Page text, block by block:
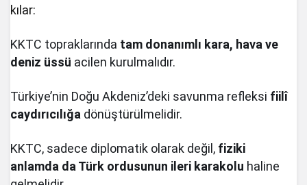
kılar:
KKTC topraklarında tam donanımlı kara, hava ve
deniz üssü acilen kurulmalıdır.
Türkiye’nin Doğu Akdeniz’deki savunma refleksi fiilî
caydırıcılığa dönüştürülmelidir.
KKTC, sadece diplomatik olarak değil, fiziki
anlamda da Türk ordusunun ileri karakolu haline